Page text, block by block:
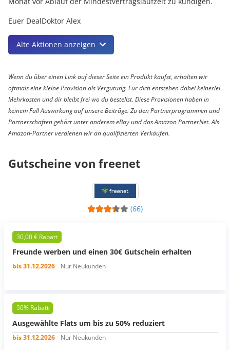
Euer DealDoktor Alex
Alte Aktionen anzeigen
Wenn du über einen Link auf dieser Seite ein Produkt kaufst, erhalten wir
oftmals eine kleine Provision als Vergütung. Für dich entstehen dabei keinerlei
Mehrkosten und dir bleibt frei wo du bestellst. Diese Provisionen haben in
keinem Fall Auswirkung auf unsere Beiträge. Zu den Partnerprogrammen und
Partnerschaften gehört unter anderem eBay und das Amazon PartnerNet. Als
Amazon-Partner verdienen wir an qualifizierten Verkäufen.
Gutscheine von freenet
(66)
30,00 € Rabatt
Freunde werben und einen 30€ Gutschein erhalten
bis 31.12.2026 Nur Neukunden
50% Rabatt
Ausgewählte Flats um bis zu 50% reduziert
bis 31.12.2026 Nur Neukunden